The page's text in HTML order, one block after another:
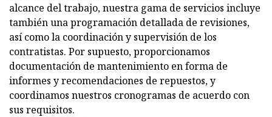
alcance del trabajo, nuestra gama de servicios incluye
también una programación detallada de revisiones,
así como la coordinación y supervisión de los
contratistas. Por supuesto, proporcionamos
documentación de mantenimiento en forma de
informes y recomendaciones de repuestos, y
coordinamos nuestros cronogramas de acuerdo con
sus requisitos.